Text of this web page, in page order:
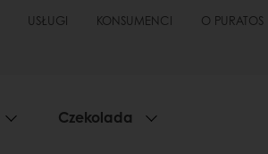
USŁUGI KONSUMENCI O PURATOS
Czekolada